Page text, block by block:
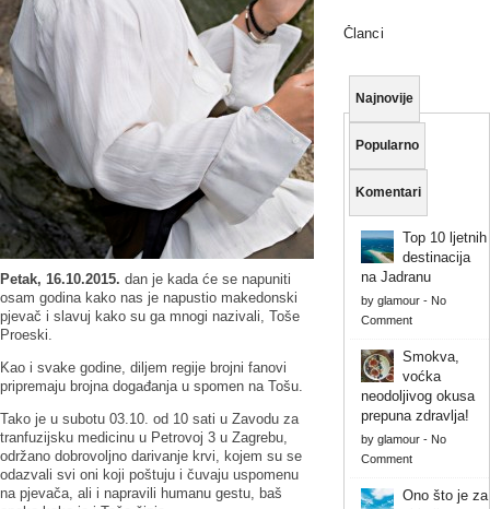
Petak, 16.10.2015. dan je kada će se napuniti
osam godina kako nas je napustio makedonski
pjevač i slavuj kako su ga mnogi nazivali, Toše
Proeski.
Kao i svake godine, diljem regije brojni fanovi
pripremaju brojna događanja u spomen na Tošu.
Tako je u subotu 03.10. od 10 sati u Zavodu za
tranfuzijsku medicinu u Petrovoj 3 u Zagrebu,
održano dobrovoljno darivanje krvi, kojem su se
odazvali svi oni koji poštuju i čuvaju uspomenu
na pjevača, ali i napravili humanu gestu, baš
Članci
Najnovije
Popularno
Komentari
Top 10 ljetnih
destinacija
na Jadranu
by glamour- No
Comment
Smokva,
voćka
neodoljivog okusa
prepuna zdravlja!
by glamour- No
Comment
Ono što je za